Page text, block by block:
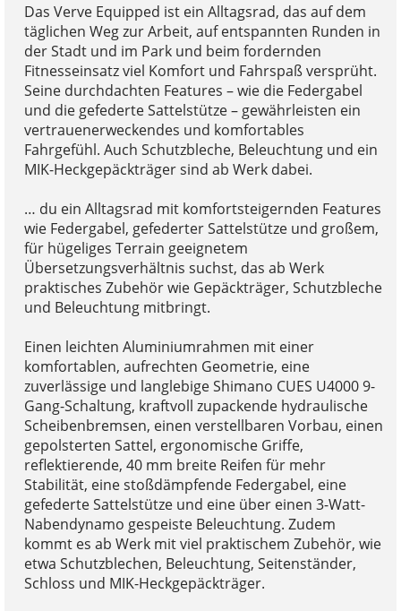
Das Verve Equipped ist ein Alltagsrad, das auf dem
täglichen Weg zur Arbeit, auf entspannten Runden in
der Stadt und im Park und beim fordernden
Fitnesseinsatz viel Komfort und Fahrspaß versprüht.
Seine durchdachten Features – wie die Federgabel
und die gefederte Sattelstütze – gewährleisten ein
vertrauenerweckendes und komfortables
Fahrgefühl. Auch Schutzbleche, Beleuchtung und ein
MIK-Heckgepäckträger sind ab Werk dabei.
… du ein Alltagsrad mit komfortsteigernden Features
wie Federgabel, gefederter Sattelstütze und großem,
für hügeliges Terrain geeignetem
Übersetzungsverhältnis suchst, das ab Werk
praktisches Zubehör wie Gepäckträger, Schutzbleche
und Beleuchtung mitbringt.
Einen leichten Aluminiumrahmen mit einer
komfortablen, aufrechten Geometrie, eine
zuverlässige und langlebige Shimano CUES U4000 9-
Gang-Schaltung, kraftvoll zupackende hydraulische
Scheibenbremsen, einen verstellbaren Vorbau, einen
gepolsterten Sattel, ergonomische Griffe,
reflektierende, 40 mm breite Reifen für mehr
Stabilität, eine stoßdämpfende Federgabel, eine
gefederte Sattelstütze und eine über einen 3-Watt-
Nabendynamo gespeiste Beleuchtung. Zudem
kommt es ab Werk mit viel praktischem Zubehör, wie
etwa Schutzblechen, Beleuchtung, Seitenständer,
Schloss und MIK-Heckgepäckträger.